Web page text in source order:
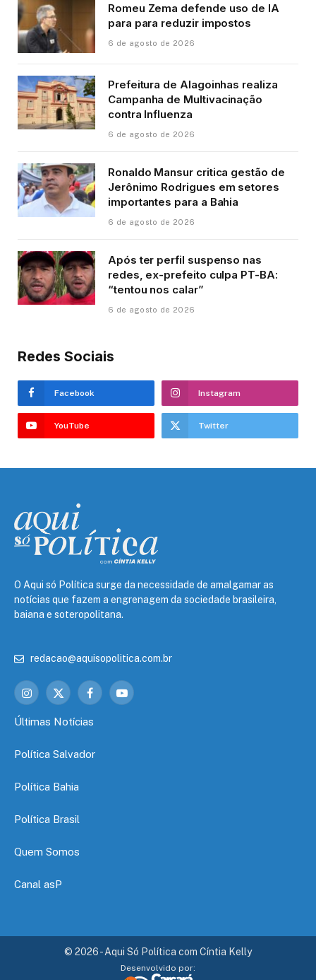
Romeu Zema defende uso de IA
para para reduzir impostos
6 de agosto de 2026
Prefeitura de Alagoinhas realiza
Campanha de Multivacinação
contra Influenza
6 de agosto de 2026
Ronaldo Mansur critica gestão de
Jerônimo Rodrigues em setores
importantes para a Bahia
6 de agosto de 2026
Após ter perfil suspenso nas
redes, ex-prefeito culpa PT-BA:
“tentou nos calar”
6 de agosto de 2026
Redes Sociais
Facebook Instagram
YouTube Twitter
O Aqui só Política surge da necessidade de amalgamar as
notícias que fazem a engrenagem da sociedade brasileira,
baiana e soteropolitana.
redacao@aquisopolitica.com.br
Instagram
X
FacebookYouTube
Últimas Notícias
Política Salvador
Política Bahia
Política Brasil
Quem Somos
Canal asP
© 2026 - Aqui Só Política com Cíntia Kelly
Desenvolvido por: